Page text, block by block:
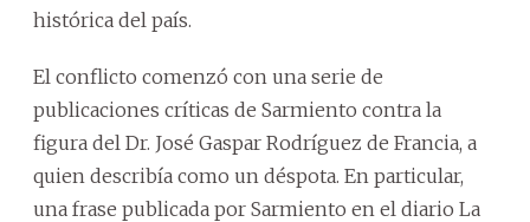
histórica del país.
El conflicto comenzó con una serie de
publicaciones críticas de Sarmiento contra la
figura del Dr. José Gaspar Rodríguez de Francia, a
quien describía como un déspota. En particular,
una frase publicada por Sarmiento en el diario La